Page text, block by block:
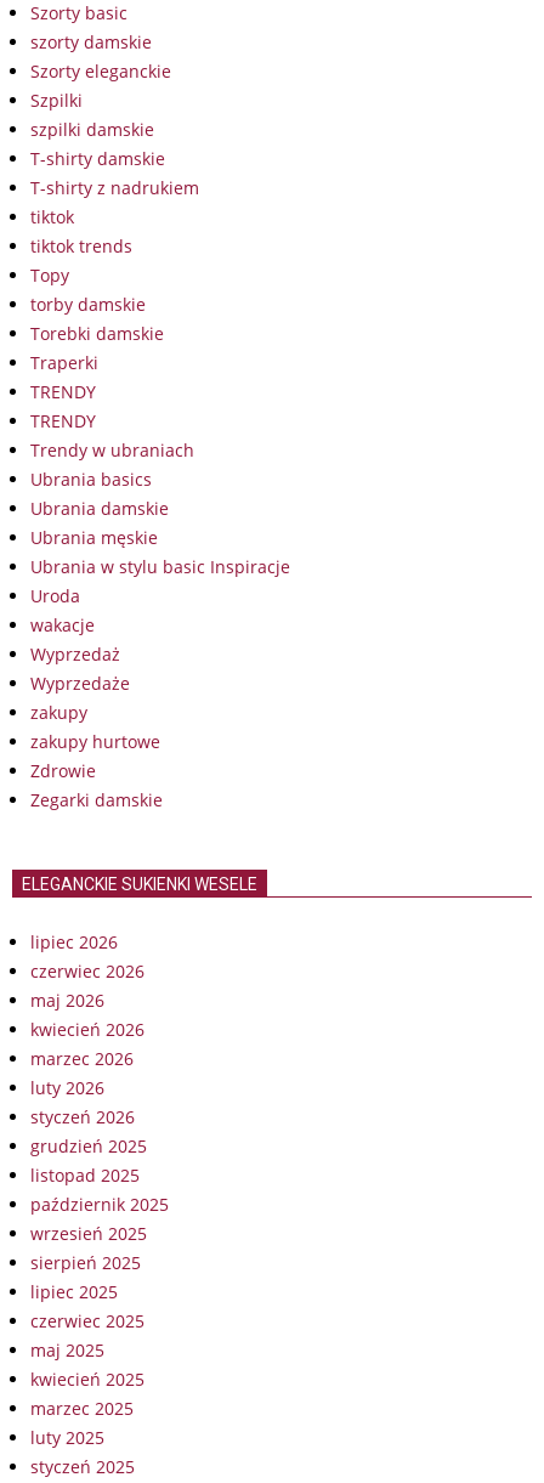
Szorty basic
szorty damskie
Szorty eleganckie
Szpilki
szpilki damskie
T-shirty damskie
T-shirty z nadrukiem
tiktok
tiktok trends
Topy
torby damskie
Torebki damskie
Traperki
TRENDY
TRENDY
Trendy w ubraniach
Ubrania basics
Ubrania damskie
Ubrania męskie
Ubrania w stylu basic Inspiracje
Uroda
wakacje
Wyprzedaż
Wyprzedaże
zakupy
zakupy hurtowe
Zdrowie
Zegarki damskie
ELEGANCKIE SUKIENKI WESELE
lipiec 2026
czerwiec 2026
maj 2026
kwiecień 2026
marzec 2026
luty 2026
styczeń 2026
grudzień 2025
listopad 2025
październik 2025
wrzesień 2025
sierpień 2025
lipiec 2025
czerwiec 2025
maj 2025
kwiecień 2025
marzec 2025
luty 2025
styczeń 2025